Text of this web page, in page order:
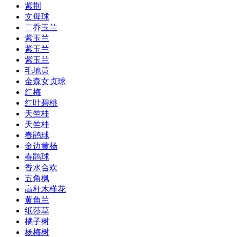
紫荆
文母球
二乔玉兰
紫玉兰
紫玉兰
紫玉兰
毛地黄
金森女贞球
红梅
红叶碧桃
天竺桂
天竺桂
春鹃球
金边黄杨
春鹃球
香水合欢
五角枫
高杆木槿花
黄角兰
纸莎草
橘子树
杨梅树